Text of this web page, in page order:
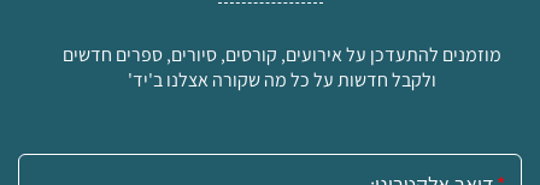
מוזמנים להתעדכן על אירועים, קורסים, סיורים, ספרים חדשים
ולקבל חדשות על כל מה שקורה אצלנו ב'יד'
אימייל: